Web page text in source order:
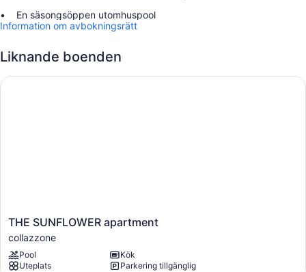
En säsongsöppen utomhuspool
Gratis vanlig parkering
En inomhus-/utomhuspool, ett bordtennisbord och flerspråkig
personal
Grillar och en rökfri anläggning
Information om avbokningsrätt
Liknande boenden
THE
SUNFLOWER
apartment
collazzone
THE SUNFLOWER apartment
collazzone
Pool
Kök
Uteplats
Parkering tillgänglig
THE SUNFLOWER apartment